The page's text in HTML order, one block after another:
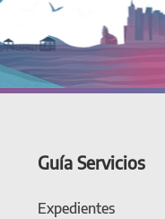
Guía Servicios
Expedientes